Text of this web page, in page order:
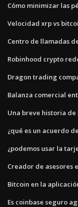
Cómo minimizar las
Velocidad xrp vs
Centro de llamadas
Robinhood crypto
Dragon trading
Balanza comercial
Una breve historia
¿qué es un acuerdo
¿podemos usar la
Creador de asesores
Bitcoin en la
Es coinbase seguro